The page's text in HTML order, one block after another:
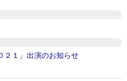
２１」出演のお知らせ